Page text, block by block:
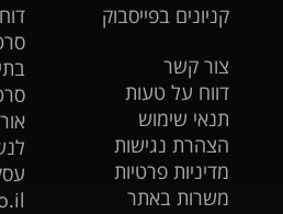
קניונים בפייסבוק
צור קשר
דווח על טעות
תנאי שימוש
הצהרת נגישות
מדיניות פרטיות
משרות באתר